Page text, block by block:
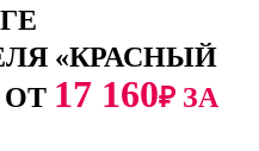
«КРАСНЫЙ
ОТ 17 160₽ ЗА